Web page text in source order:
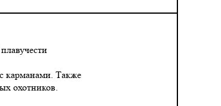
карманами. Также
охотников.